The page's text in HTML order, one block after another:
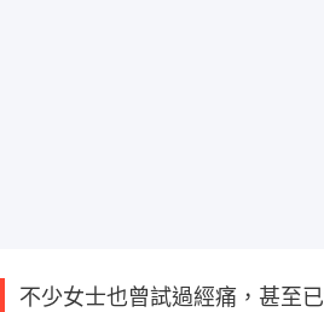
不少女士也曾試過經痛，甚至